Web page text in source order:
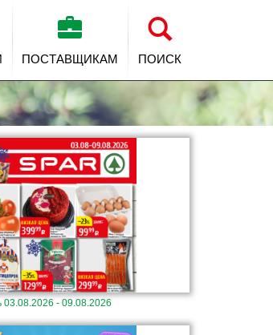
ПОСТАВЩИКАМ ПОИСК
03.08.2026 - 09.08.2026